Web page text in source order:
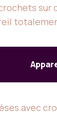
avec